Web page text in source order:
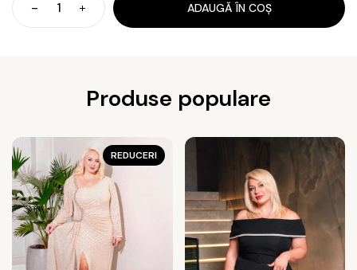
Cantitate
Rochie
ADAUGĂ ÎN COȘ
Produse populare
REDUCERI